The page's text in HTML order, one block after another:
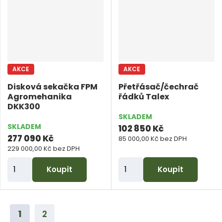
č
e
t
č
e
t
AKCE
Disková sekačka FPM
Agromehanika
DKK300
277 090 Kč
229 000,00 Kč bez DPH
ě
n
Koupit
SKLADEM
AKCE
Přetřásač/čechrač
řádků Talex
102 850 Kč
85 000,00 Kč bez DPH
ě
Koupit
SKLADEM
1 2